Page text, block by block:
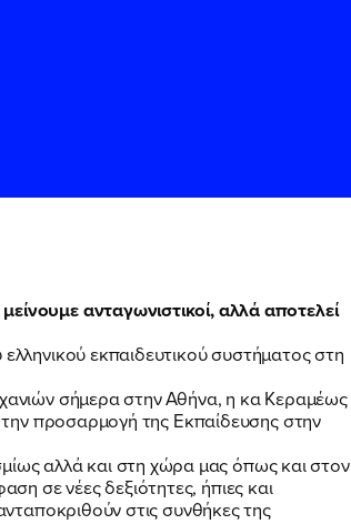
ανταγωνιστικοί, αλλά αποτελεί
εκπαιδευτικού συστήματος στη
σήμερα στην Αθήνα, η κα Κεραμέως
την προσαρμογή της Εκπαίδευσης στην
αλλά και στη χώρα μας όπως και στον
σε νέες δεξιότητες, ήπιες και
στις συνθήκες της
Όρους Χρήσης
Όρους Χρήσης